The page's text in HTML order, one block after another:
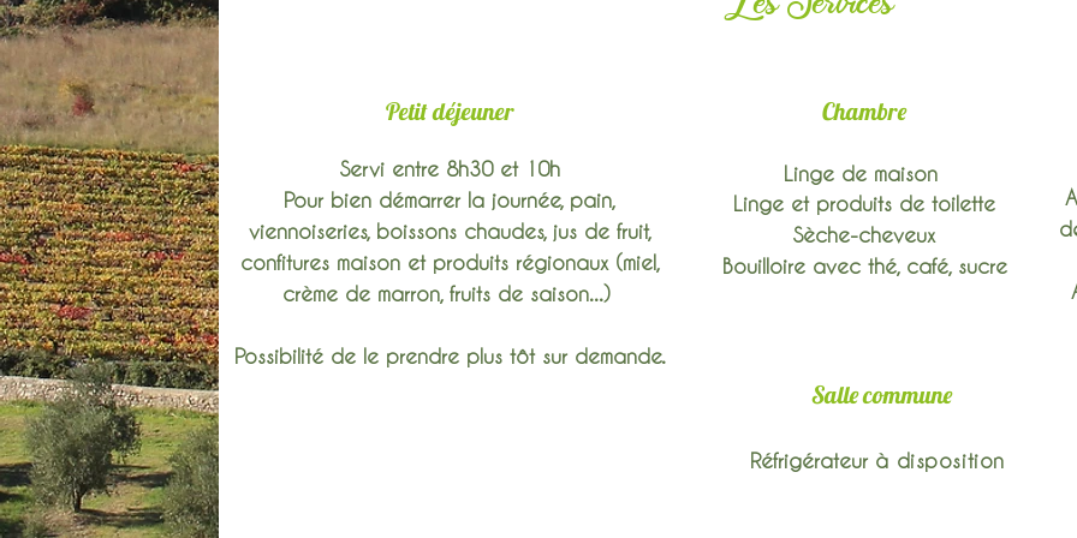
Petit déjeuner
Servi entre 8h30et 10h
Pour bien démarrer la journée, pain,
viennoiseries, boissons chaudes, jus de fruit,
confitures maison et produits régionaux (miel,
crème de marron, fruits de saison...)
Possibilité de le prendre plus tôt sur demande.
Chambre
Linge de maison
Linge et produits de toilette
Sèche-cheveux
Bouilloire avec thé, café, sucre
Salle commune
Réfrigérateur à disposition